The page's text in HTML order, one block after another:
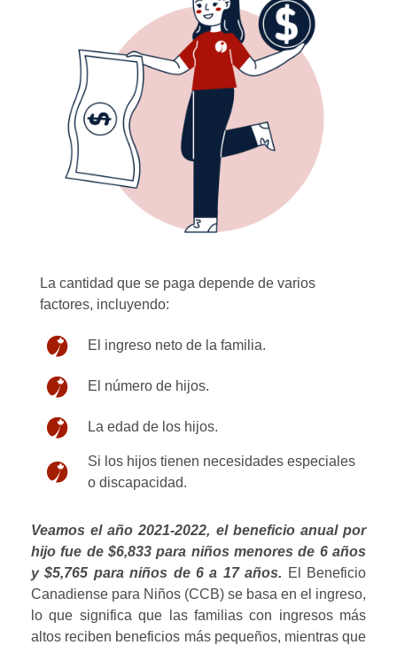
La cantidad que se paga depende de varios
factores, incluyendo:
El ingreso neto de la familia.
El número de hijos.
La edad de los hijos.
Si los hijos tienen necesidades especiales
o discapacidad.
Veamos el año 2021-2022, el beneficio anual por
hijo fue de $6,833 para niños menores de 6 años
y $5,765 para niños de 6 a 17 años. El Beneficio
Canadiense para Niños (CCB) se basa en el ingreso,
lo que significa que las familias con ingresos más
altos reciben beneficios más pequeños, mientras que